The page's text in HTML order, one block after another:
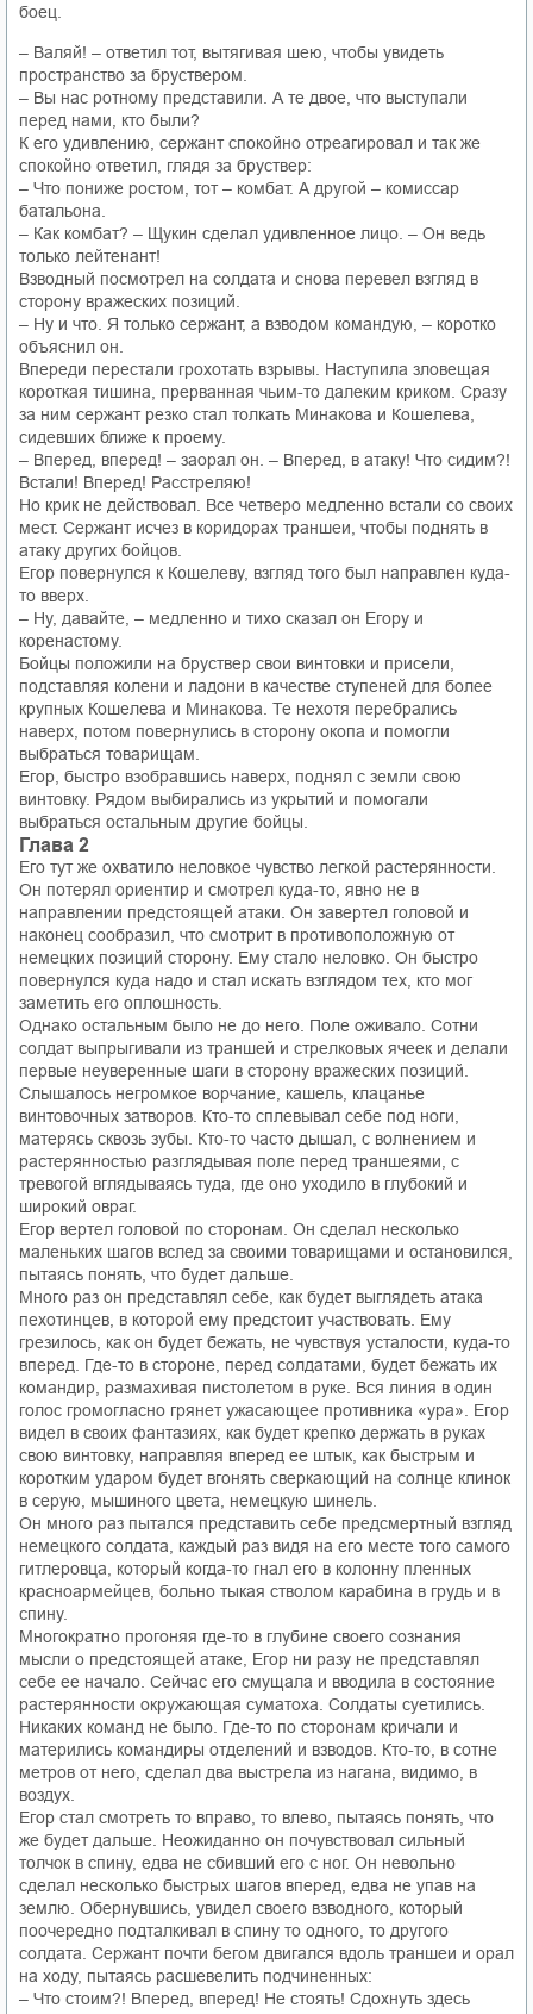
боец.
– Валяй! – ответил тот, вытягивая шею, чтобы увидеть
пространство за бруствером.
– Вы нас ротному представили. А те двое, что выступали
перед нами, кто были?
К его удивлению, сержант спокойно отреагировал и так же
спокойно ответил, глядя за бруствер:
– Что пониже ростом, тот – комбат. А другой – комиссар
батальона.
– Как комбат? – Щукин сделал удивленное лицо. – Он ведь
только лейтенант!
Взводный посмотрел на солдата и снова перевел взгляд в
сторону вражеских позиций.
– Ну и что. Я только сержант, а взводом командую, – коротко
объяснил он.
Впереди перестали грохотать взрывы. Наступила зловещая
короткая тишина, прерванная чьим-то далеким криком. Сразу
за ним сержант резко стал толкать Минакова и Кошелева,
сидевших ближе к проему.
– Вперед, вперед! – заорал он. – Вперед, в атаку! Что сидим?!
Встали! Вперед! Расстреляю!
Но крик не действовал. Все четверо медленно встали со своих
мест. Сержант исчез в коридорах траншеи, чтобы поднять в
атаку других бойцов.
Егор повернулся к Кошелеву, взгляд того был направлен куда-
то вверх.
– Ну, давайте, – медленно и тихо сказал он Егору и
коренастому.
Бойцы положили на бруствер свои винтовки и присели,
подставляя колени и ладони в качестве ступеней для более
крупных Кошелева и Минакова. Те нехотя перебрались
наверх, потом повернулись в сторону окопа и помогли
выбраться товарищам.
Егор, быстро взобравшись наверх, поднял с земли свою
винтовку. Рядом выбирались из укрытий и помогали
выбраться остальным другие бойцы.
Глава 2
Его тут же охватило неловкое чувство легкой растерянности.
Он потерял ориентир и смотрел куда-то, явно не в
направлении предстоящей атаки. Он завертел головой и
наконец сообразил, что смотрит в противоположную от
немецких позиций сторону. Ему стало неловко. Он быстро
повернулся куда надо и стал искать взглядом тех, кто мог
заметить его оплошность.
Однако остальным было не до него. Поле оживало. Сотни
солдат выпрыгивали из траншей и стрелковых ячеек и делали
первые неуверенные шаги в сторону вражеских позиций.
Слышалось негромкое ворчание, кашель, клацанье
винтовочных затворов. Кто-то сплевывал себе под ноги,
матерясь сквозь зубы. Кто-то часто дышал, с волнением и
растерянностью разглядывая поле перед траншеями, с
тревогой вглядываясь туда, где оно уходило в глубокий и
широкий овраг.
Егор вертел головой по сторонам. Он сделал несколько
маленьких шагов вслед за своими товарищами и остановился,
пытаясь понять, что будет дальше.
Много раз он представлял себе, как будет выглядеть атака
пехотинцев, в которой ему предстоит участвовать. Ему
грезилось, как он будет бежать, не чувствуя усталости, куда-то
вперед. Где-то в стороне, перед солдатами, будет бежать их
командир, размахивая пистолетом в руке. Вся линия в один
голос громогласно грянет ужасающее противника «ура». Егор
видел в своих фантазиях, как будет крепко держать в руках
свою винтовку, направляя вперед ее штык, как быстрым и
коротким ударом будет вгонять сверкающий на солнце клинок
в серую, мышиного цвета, немецкую шинель.
Он много раз пытался представить себе предсмертный взгляд
немецкого солдата, каждый раз видя на его месте того самого
гитлеровца, который когда-то гнал его в колонну пленных
красноармейцев, больно тыкая стволом карабина в грудь и в
спину.
Многократно прогоняя где-то в глубине своего сознания
мысли о предстоящей атаке, Егор ни разу не представлял
себе ее начало. Сейчас его смущала и вводила в состояние
растерянности окружающая суматоха. Солдаты суетились.
Никаких команд не было. Где-то по сторонам кричали и
матерились командиры отделений и взводов. Кто-то, в сотне
метров от него, сделал два выстрела из нагана, видимо, в
воздух.
Егор стал смотреть то вправо, то влево, пытаясь понять, что
же будет дальше. Неожиданно он почувствовал сильный
толчок в спину, едва не сбивший его с ног. Он невольно
сделал несколько быстрых шагов вперед, едва не упав на
землю. Обернувшись, увидел своего взводного, который
поочередно подталкивал в спину то одного, то другого
солдата. Сержант почти бегом двигался вдоль траншеи и орал
на ходу, пытаясь расшевелить подчиненных:
– Что стоим?! Вперед, вперед! Не стоять! Сдохнуть здесь